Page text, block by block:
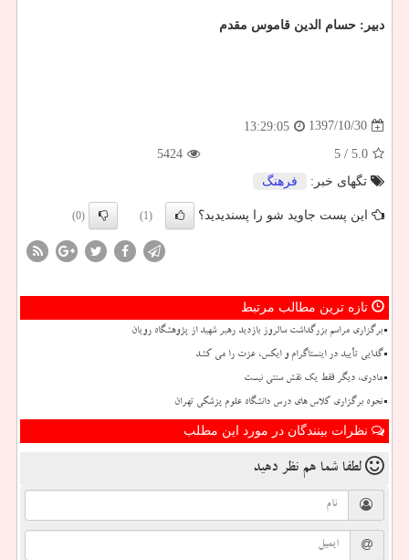
دبیر: حسام الدین قاموس مقدم
1397/10/30
13:29:05
5.0
/ 5
5424
تگهای خبر:
فرهنگ
این پست جاوید شو را پسندیدید؟ (1)
(0)
تازه ترین مطالب مرتبط
برگزاری مراسم بزرگداشت سالروز بازدید رهبر شهید از پژوهشگاه رویان
گدایی تأیید در اینستاگرام و ایکس، عزت را می کشد
مادری، دیگر فقط یک نقش سنتی نیست
نحوه برگزاری کلاس های درس دانشگاه علوم پزشکی تهران
نظرات بینندگان در مورد این مطلب
لطفا شما هم نظر دهید